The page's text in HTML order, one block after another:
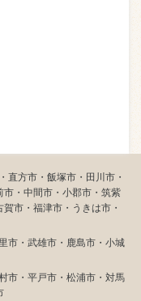
直方市・飯塚市・田川市・
・中間市・小郡市・筑紫
市・福津市・うきは市・
市・武雄市・鹿島市・小城
市・平戸市・松浦市・対馬